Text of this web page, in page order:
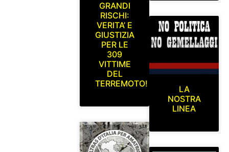
GRANDI
RISCHI:
VERITA’ E
GIUSTIZIA
PER LE
309
VITTIME
DEL
TERREMOTO!
LA
NOSTRA
LINEA